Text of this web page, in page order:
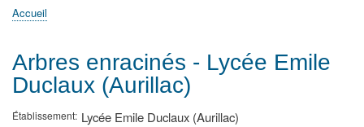
Accueil
ActualitésMATh.en.JEANS ?
Régions et Ateliers
Créer, gérer un atelier
Sujets/Publications
Congrès
d'Ariane
Accueil
Arbres enracinés - Lycée Emile
Duclaux (Aurillac)
Établissement Lycée Emile Duclaux (Aurillac)